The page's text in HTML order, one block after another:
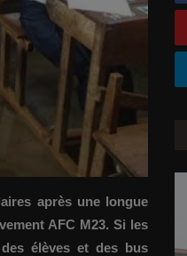
après une longue
AFC M23. Si les
élèves et des bus